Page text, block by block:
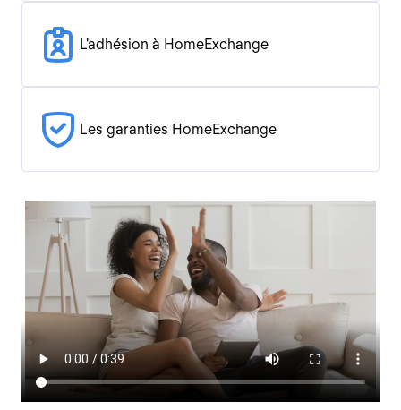
L'adhésion à HomeExchange
Les garanties HomeExchange